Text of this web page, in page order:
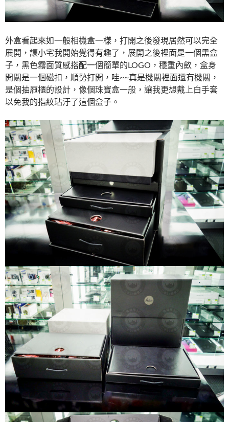
外盒看起來如一般相機盒一樣，打開之後發現居然可以完全
展開，讓小宅我開始覺得有趣了，展開之後裡面是一個黑盒
子，黑色霧面質感搭配一個簡單的LOGO，穩重內斂，盒身
開關是一個磁扣，順勢打開，哇~~真是機關裡面還有機關，
是個抽屜櫃的設計，像個珠寶盒一般，讓我更想戴上白手套
以免我的指紋玷汙了這個盒子。